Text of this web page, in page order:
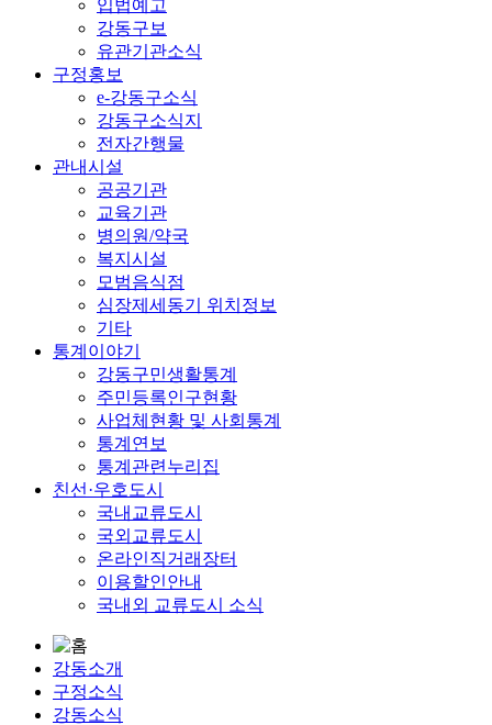
입법예고
강동구보
유관기관소식
구정홍보
e-강동구소식
강동구소식지
전자간행물
관내시설
공공기관
교육기관
병의원/약국
복지시설
모범음식점
심장제세동기 위치정보
기타
통계이야기
강동구민생활통계
주민등록인구현황
사업체현황 및 사회통계
통계연보
통계관련누리집
친선·우호도시
국내교류도시
국외교류도시
온라인직거래장터
이용할인안내
국내외 교류도시 소식
강동소개
구정소식
강동소식